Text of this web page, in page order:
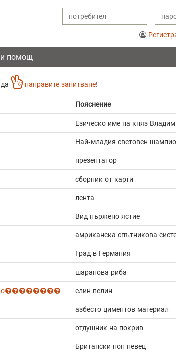
помощ
направите запитване!
Пояснение
Езическо име на княз
Най-младия световен
презентатор
сборник от карти
лента
Вид пържено ястие
амриканска спътникова
Град в Германия
шаранова риба
о елин пелин
азбесто циментов материал
отдушник на покрив
Британски поп певец